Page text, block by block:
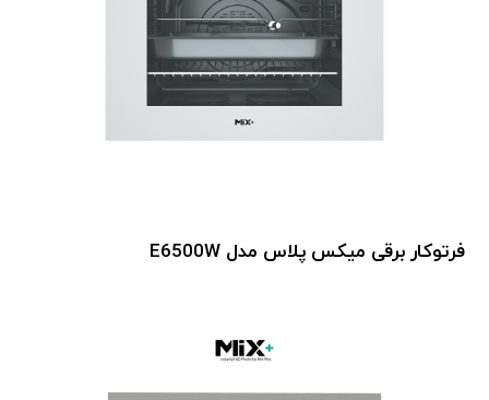
فرتوکار برقی میکس پلاس مدل E6500W